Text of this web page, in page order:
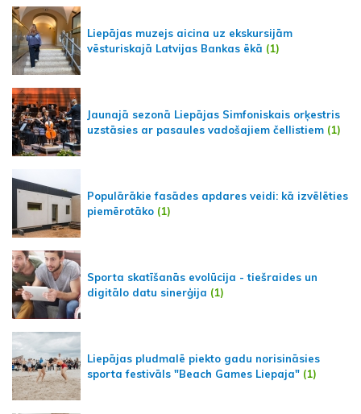
Liepājas muzejs aicina uz ekskursijām
vēsturiskajā Latvijas Bankas ēkā (1)
Jaunajā sezonā Liepājas Simfoniskais orķestris
uzstāsies ar pasaules vadošajiem čellistiem (1)
Populārākie fasādes apdares veidi: kā izvēlēties
piemērotāko (1)
Sporta skatīšanās evolūcija - tiešraides un
digitālo datu sinerģija (1)
Liepājas pludmalē piekto gadu norisināsies
sporta festivāls "Beach Games Liepaja" (1)